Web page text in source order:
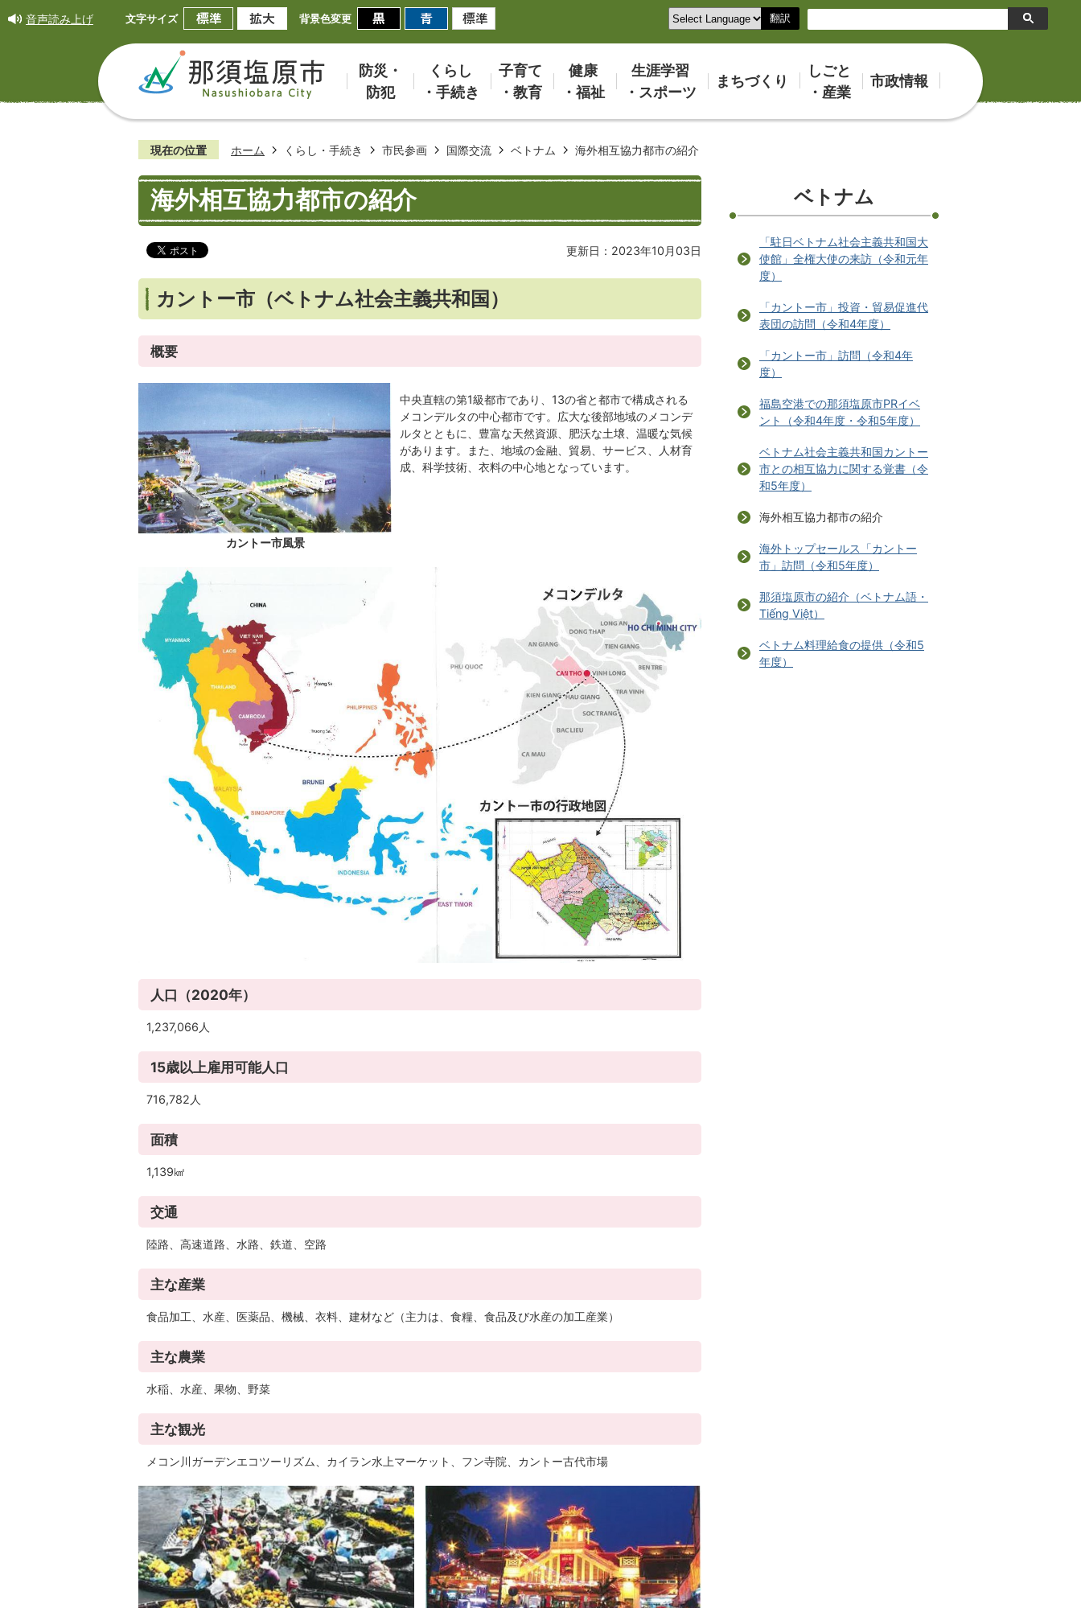
音声読み上げ 文字サイズ 背景色変更 翻訳
検
索
防災・
防犯
くらし
・手続き
子育て
・教育
健康
・福祉
生涯学習
・スポーツ
まちづくり
しごと
・産業
市政情報
現在の位置 ホーム くらし・手続き 市民参画 国際交流 ベトナム 海外相互協力都市の紹介
海外相互協力都市の紹介
更新日：2023年10月03日
カントー市（ベトナム社会主義共和国）
概要
カントー市風景
中央直轄の第1級都市であり、13の省と都市で構成される
メコンデルタの中心都市です。広大な後部地域のメコンデ
ルタとともに、豊富な天然資源、肥沃な土壌、温暖な気候
があります。また、地域の金融、貿易、サービス、人材育
成、科学技術、衣料の中心地となっています。
人口（2020年）
1,237,066人
15歳以上雇用可能人口
716,782人
面積
1,139㎢
交通
陸路、高速道路、水路、鉄道、空路
主な産業
食品加工、水産、医薬品、機械、衣料、建材など（主力は、食糧、食品及び水産の加工産業）
主な農業
水稲、水産、果物、野菜
主な観光
メコン川ガーデンエコツーリズム、カイラン水上マーケット、フン寺院、カントー古代市場
ベトナム
「駐日ベトナム社会主義共和国大
使館」全権大使の来訪（令和元年
度）
「カントー市」投資・貿易促進代
表団の訪問（令和4年度）
「カントー市」訪問（令和4年
度）
福島空港での那須塩原市PRイベ
ント（令和4年度・令和5年度）
ベトナム社会主義共和国カントー
市との相互協力に関する覚書（令
和5年度）
海外相互協力都市の紹介
海外トップセールス「カントー
市」訪問（令和5年度）
那須塩原市の紹介（ベトナム語・
Tiếng Việt）
ベトナム料理給食の提供（令和5
年度）